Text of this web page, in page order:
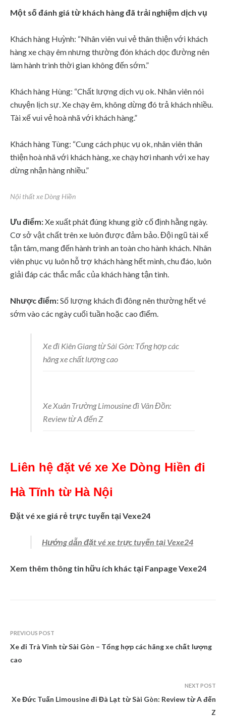
Một số đánh giá từ khách hàng đã trải nghiệm dịch vụ
Khách hàng Huỳnh: “Nhân viên vui vẻ thân thiện với khách
hàng xe chạy êm nhưng thường đón khách dọc đường nên
làm hành trình thời gian không đến sớm.”
Khách hàng Hùng: “Chất lượng dịch vụ ok. Nhân viên nói
chuyện lịch sự. Xe chạy êm, không dừng đó trả khách nhiều.
Tài xế vui vẻ hoà nhã với khách hàng.”
Khách hàng Tùng: “Cung cách phục vụ ok, nhân viên thân
thiện hoà nhã với khách hàng, xe chạy hơi nhanh với xe hay
dừng nhận hàng nhiều.”
Nội thất xe Dòng Hiền
Ưu điểm:Xe xuất phát đúng khung giờ cố định hằng ngày.
Cơ sở vật chất trên xe luôn được đảm bảo. Đội ngũ tài xế
tận tâm, mang đến hành trình an toàn cho hành khách. Nhân
viên phục vụ luôn hỗ trợ khách hàng hết mình, chu đáo, luôn
giải đáp các thắc mắc của khách hàng tận tình.
Nhược điểm:Số lượng khách đi đông nên thường hết vé
sớm vào các ngày cuối tuần hoặc cao điểm.
Xe đi Kiên Giang từ Sài Gòn: Tổng hợp các
hãng xe chất lượng cao
Xe Xuân Trường Limousine đi Vân Đồn:
Review từ A đến Z
Liên hệ đặt vé xe Xe Dòng Hiền đi
Hà Tĩnh từ Hà Nội
Đặt vé xe giá rẻ trực tuyến tại Vexe24
Hướng dẫn đặt vé xe trực tuyến tại Vexe24
Xem thêm thông tin hữu ích khác tại Fanpage Vexe24
PREVIOUS POST
Xe đi Trà Vinh từ Sài Gòn – Tổng hợp các hãng xe chất lượng
cao
NEXT POST
Xe Đức Tuấn Limousine đi Đà Lạt từ Sài Gòn: Review từ A đến
Z